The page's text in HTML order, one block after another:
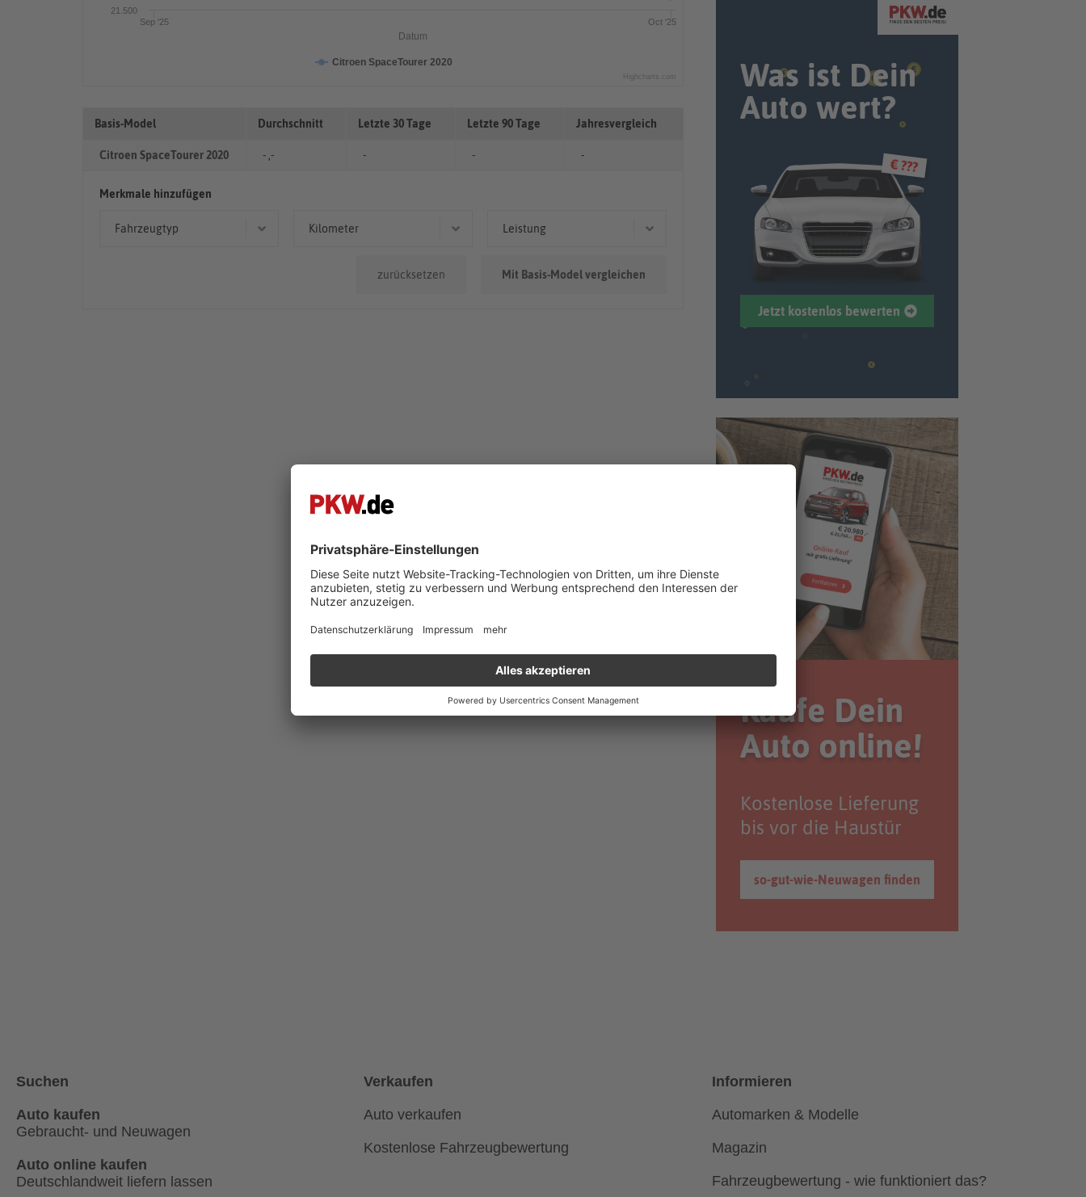
Datum
Citroen SpaceTourer 2020
Sep '25 Oct '25
21.500
Highcharts.com
Basis-Model Durchschnitt Letzte 30 Tage Letzte 90 Tage Jahresvergleich
Citroen SpaceTourer 2020 - ,- - - -
Merkmale hinzufügen
Fahrzeugtyp Kilometer Leistung
zurücksetzen
Mit Basis-Model vergleichen
Was ist Dein
Auto wert?
€ ???
Jetzt kostenlos bewerten
Kaufe Dein
Auto online!
Kostenlose Lieferung
bis vor die Haustür
so-gut-wie-Neuwagen finden
Suchen
Auto kaufen
Gebraucht- und Neuwagen
Auto online kaufen
Deutschlandweit liefern lassen
Verkaufen
Auto verkaufen
Kostenlose Fahrzeugbewertung
Informieren
Automarken & Modelle
Magazin
Fahrzeugbewertung - wie funktioniert das?